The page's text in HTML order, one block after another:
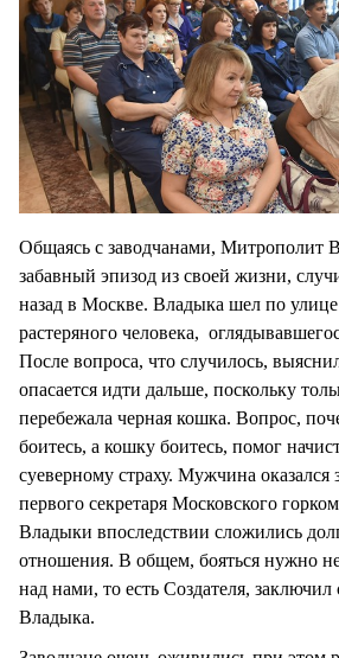
Общаясь с заводчанами, Митрополит
забавный эпизод из своей жизни,
назад в Москве. Владыка шел по
растеряного человека,
После вопроса, что случилось,
опасается идти дальше, поскольку
перебежала черная кошка. Вопрос,
боитесь, а кошку боитесь, помог
суеверному страху. Мужчина оказался
первого секретаря Московского
Владыки впоследствии сложились
отношения. В общем, бояться нужно
над нами, то есть Создателя, заключил
Владыка.